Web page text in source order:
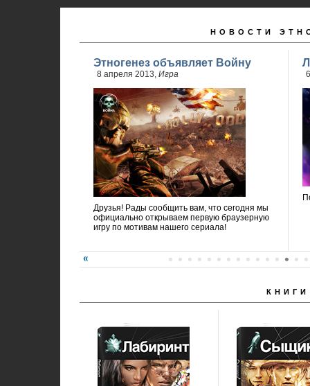
НОВОСТИ
Этногенез объявляет Войну
8 апреля 2013, Игра
Друзья! Рады сообщить вам, что сегодня мы
официально открываем первую браузерную
игру по мотивам нашего сериала!
КНИГИ